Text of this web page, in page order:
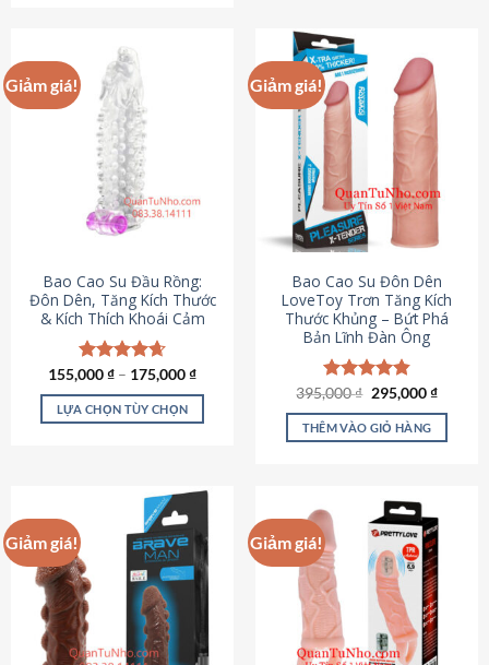
có
nhiều
biến
thể.
Các
tùy
chọn
có
chọn
trên
trang
sản
phẩm
Giảm giá!
Bao Cao Su Đầu Rồng:
Đôn Dên, Tăng Kích Thước
& Kích Thích Khoái Cảm
Được xếp
hạng4.69
5 sao
155,000₫ – 175,000₫
LỰA CHỌN TÙY CHỌN
nhiều
biến
thể.
Các
tùy
chọn
Giảm giá!
Bao Cao Su Đôn Dên
LoveToy Trơn Tăng Kích
Thước Khủng – Bứt Phá
Bản Lĩnh Đàn Ông
Được xếp
hạng4.82
5 sao
395,000₫ Giá
là:
395,000 ₫.
295,000₫Giá
tại
THÊM VÀO GIỎ HÀNG
Giảm giá! Giảm giá!